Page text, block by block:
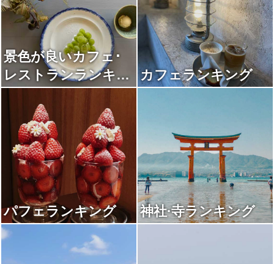
景色が良いカフェ･
レストランランキン
グ
カフェランキング
パフェランキング 神社·寺ランキング